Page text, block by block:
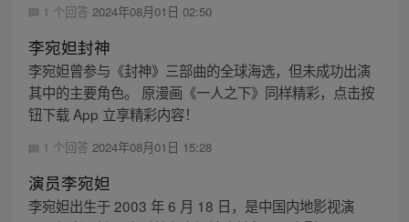
1 个回答 2024年08月01日 02:50
李宛妲封神
李宛妲曾参与《封神》三部曲的全球海选，但未成功出演
其中的主要角色。 原漫画《一人之下》同样精彩，点击按
钮下载 App 立享精彩内容！
1 个回答 2024年08月01日 15:28
演员李宛妲
李宛妲出生于 2003 年 6 月 18 日，是中国内地影视演